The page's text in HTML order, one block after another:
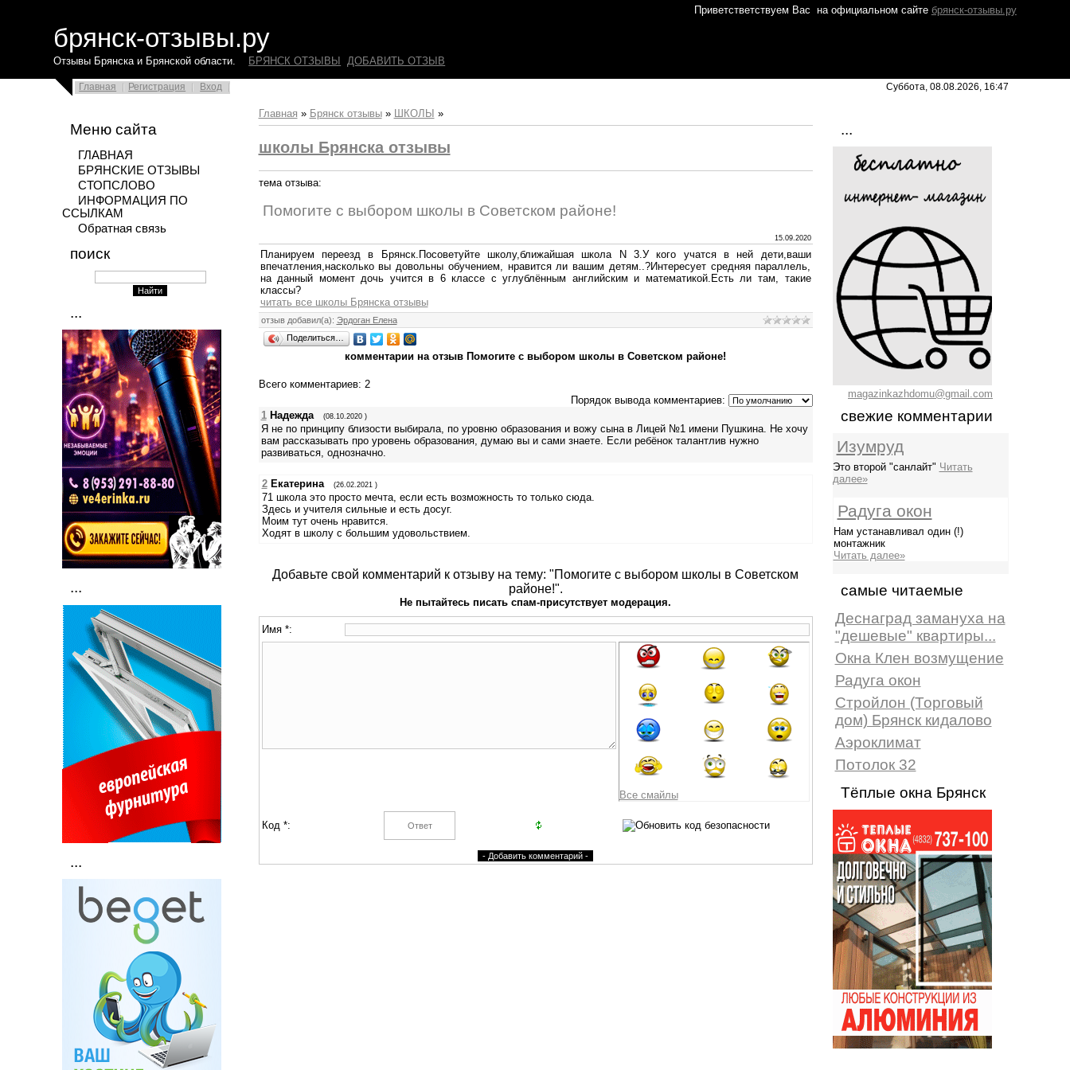
Приветстветствуем Вас на официальном сайте брянск-отзывы.ру
брянск-отзывы.ру
Отзывы Брянска и Брянской области. БРЯНСК ОТЗЫВЫ ДОБАВИТЬ ОТЗЫВ
Главная Регистрация Вход Суббота, 08.08.2026, 16:47
Меню сайта
ГЛАВНАЯ
БРЯНСКИЕ ОТЗЫВЫ
СТОПСЛОВО
ИНФОРМАЦИЯ ПО
ССЫЛКАМ
Обратная связь
поиск
...
...
...
Главная » Брянск отзывы» ШКОЛЫ »
школы Брянска отзывы
тема отзыва:
Помогите с выбором школы в Советском районе!
15.09.2020
Планируем переезд в Брянск.Посоветуйте школу,ближайшая школа N 3.У кого учатся в ней дети,ваши
впечатления,насколько вы довольны обучением, нравится ли вашим детям..?Интересует средняя параллель,
на данный момент дочь учится в 6 классе с углублённым английским и математикой.Есть ли там, такие
классы?
читать все школы Брянска отзывы
отзыв добавил(а): Эрдоган Елена
Поделиться…
комментарии на отзыв Помогите с выбором школы в Советском районе!
Всего комментариев: 2
Порядок вывода комментариев:
1 Надежда (08.10.2020 )
Я не по принципу близости выбирала, по уровню образования и вожу сына в Лицей №1 имени Пушкина. Не хочу
вам рассказывать про уровень образования, думаю вы и сами знаете. Если ребёнок талантлив нужно
развиваться, однозначно.
2 Екатерина (26.02.2021 )
71 школа это просто мечта, если есть возможность то только сюда.
Здесь и учителя сильные и есть досуг.
Моим тут очень нравится.
Ходят в школу с большим удовольствием.
Добавьте свой комментарий к отзыву на тему: "Помогите с выбором школы в Советском
районе!".
Не пытайтесь писать спам-присутствует модерация.
Имя *:
Все смайлы
Код *:
...
magazinkazhdomu@gmail.com
свежие комментарии
Изумруд
Это второй "санлайт" Читать
далее»
Радуга окон
Нам устанавливал один (!)
монтажник
Читать далее»
самые читаемые
Деснаград замануха на
"дешевые" квартиры...
Окна Клен возмущение
Радуга окон
Стройлон (Торговый
дом) Брянск кидалово
Аэроклимат
Потолок 32
Тёплые окна Брянск